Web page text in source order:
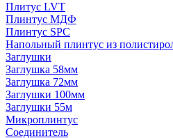
Плитус LVT
Плинтус МДФ
Плинтус SPC
Напольный плинтус из
Заглушки
Заглушка 58мм
Заглушка 72мм
Заглушки 100мм
Заглушки 55м
Микроплинтус
Соединитель